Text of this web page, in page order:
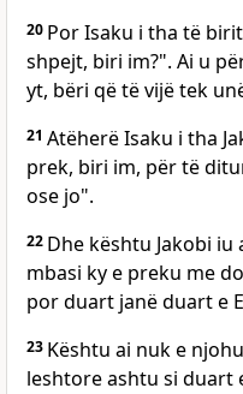
20 Por Isaku i tha të
shpejt, biri im?". Ai u
yt, bëri që të vijë tek
21 Atëherë Isaku i tha
prek, biri im, për të
ose jo".
22 Dhe kështu Jakobi
mbasi ky e preku me
por duart janë duart e
23 Kështu ai nuk e
leshtore ashtu si duart